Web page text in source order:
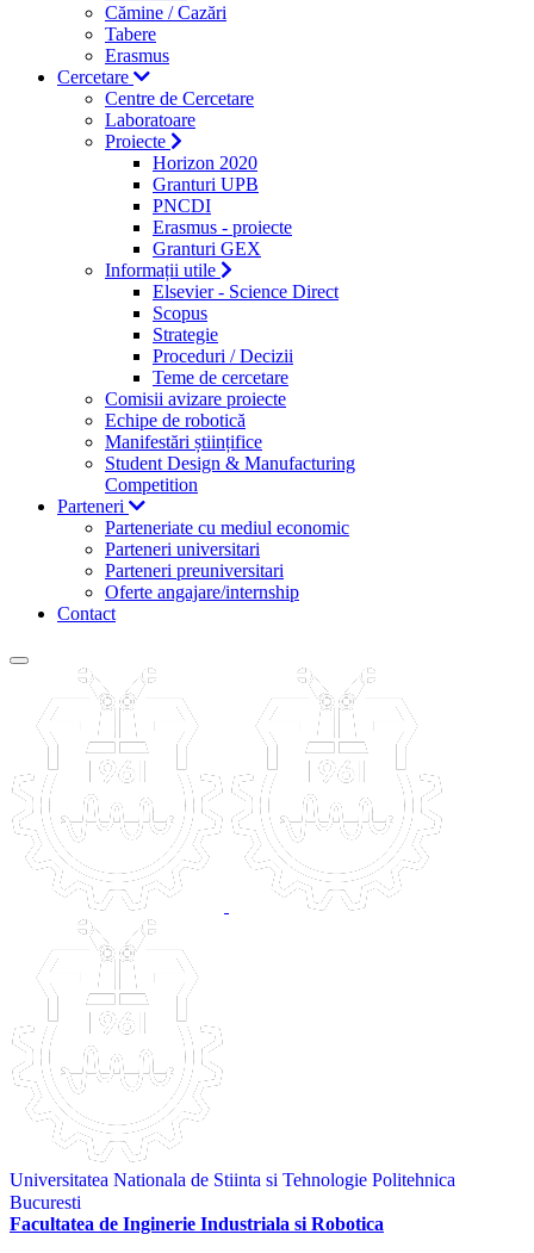
Cămine / Cazări
Tabere
Erasmus
Cercetare
Centre de Cercetare
Laboratoare
Proiecte
Horizon 2020
Granturi UPB
PNCDI
Erasmus - proiecte
Granturi GEX
Informații utile
Elsevier - Science Direct
Scopus
Strategie
Proceduri / Decizii
Teme de cercetare
Comisii avizare proiecte
Echipe de robotică
Manifestări științifice
Student Design & Manufacturing
Competition
Parteneri
Parteneriate cu mediul economic
Parteneri universitari
Parteneri preuniversitari
Oferte angajare/internship
Contact
Universitatea Nationala de Stiinta si Tehnologie Politehnica
Bucuresti
Facultatea de Inginerie Industriala si Robotica